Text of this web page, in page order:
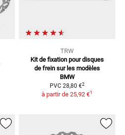
TRW
Kit de fixation pour disques
de frein sur les modèles
BMW
PVC 28,80 €2
à partir de 25,92 €1